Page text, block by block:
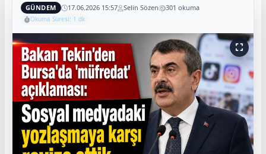
GÜNDEM 17.06.2026 15:57 Selin Sözen 301 okuma
Okuma Süresi: 1 dk